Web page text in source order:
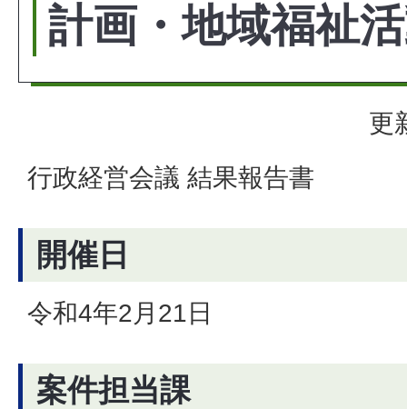
計画・地域福祉
更
行政経営会議 結果報告書
開催日
令和4年2月21日
案件担当課